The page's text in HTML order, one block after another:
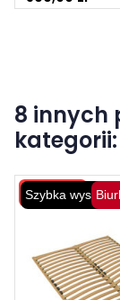
8 innych
kategorii:
Szybka wysyłka
Wysyłka 48H